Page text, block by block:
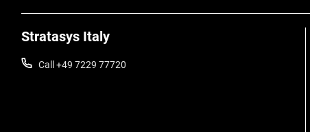
Stratasys Italy
Call +49 7229 77720